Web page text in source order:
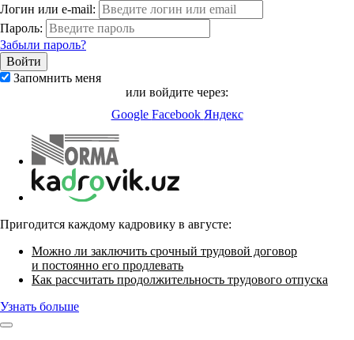
Логин или e-mail:
Пароль:
Забыли пароль?
Запомнить меня
или войдите через:
Google Facebook Яндекс
Пригодится каждому кадровику в августе:
Можно ли заключить срочный трудовой договор
и постоянно его продлевать
Как рассчитать продолжительность трудового отпуска
Узнать больше